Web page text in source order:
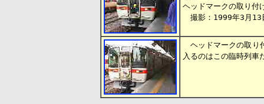
ヘッドマークの取り付
撮影：1999年3月13
ヘッドマークの取り
入るのはこの臨時列車